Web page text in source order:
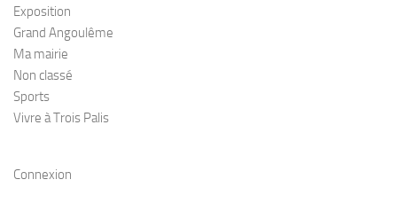
Exposition
Grand Angoulême
Ma mairie
Non classé
Sports
Vivre à Trois Palis
Connexion